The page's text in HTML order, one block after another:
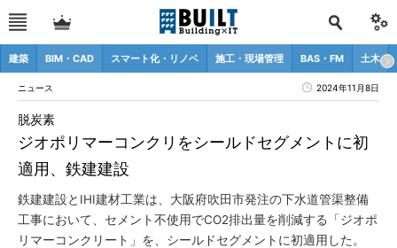
建築 BIM・CAD スマート化・リノベ 施工・現場管理 BAS・FM 土木
ニュース 2024年11月8日
ジオポリマーコンクリをシールドセグメントに初
適用、鉄建建設
脱炭素
鉄建建設とIHI建材工業は、大阪府吹田市発注の下水道管渠整備
工事において、セメント不使用でCO2排出量を削減する「ジオポ
リマーコンクリート」を、シールドセグメントに初適用した。